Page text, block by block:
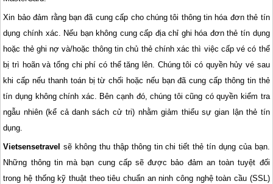
Xin bảo đảm rằng bạn đã cung cấp cho chúng tôi thông tin hóa đơn thẻ tín
dụng chính xác. Nếu bạn không cung cấp địa chỉ ghi hóa đơn thẻ tín dụng
hoặc thẻ ghi nợ và/hoặc thông tin chủ thẻ chính xác thì việc cấp vé có thể
bị trì hoãn và tổng chi phí có thể tăng lên. Chúng tôi có quyền hủy vé sau
khi cấp nếu thanh toán bị từ chối hoặc nếu bạn đã cung cấp thông tin thẻ
tín dụng không chính xác. Bên cạnh đó, chúng tôi cũng có quyền kiểm tra
ngẫu nhiên (kể cả danh sách cử tri) nhằm giảm thiểu sự gian lận thẻ tín
dụng.
Vietsensetravel sẽ không thu thập thông tin chi tiết thẻ tín dụng của bạn.
Những thông tin mà bạn cung cấp sẽ được bảo đảm an toàn tuyệt đối
trong hệ thống kỹ thuật theo tiêu chuẩn an ninh công nghệ toàn cầu (SSL)